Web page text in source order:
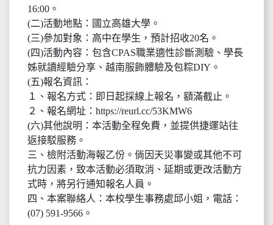
16:00。
(二)活動地點：國立高雄大學。
(三)參加對象：高中在學生，預計招收20名。
(四)活動內容：包含CPAS職業適性診斷測驗、學長
姊就讀經驗分享、越南服飾體驗及包粽DIY。
(五)報名資訊：
１、報名方式：即日起採線上報名，額滿截止。
２、報名網址：https://reurl.cc/53KMW6
(六)其他說明：本活動全程免費，並提供捷運站往
返接駁服務。
三、檢附活動海報乙份。倘因天災事變或其他不可
抗力因素，致本活動必須取消、延期或更改活動方
式時，將另行通知報名人員。
四、本案聯絡人：本校學生事務處邱小姐，電話：
(07) 591-9566。